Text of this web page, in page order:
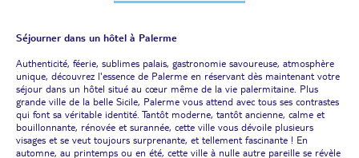
Séjourner dans un hôtel à Palerme
Authenticité, féerie, sublimes palais, gastronomie savoureuse, atmosphère
unique, découvrez l'essence de Palerme en réservant dès maintenant votre
séjour dans un hôtel situé au cœur même de la vie palermitaine. Plus
grande ville de la belle Sicile, Palerme vous attend avec tous ses contrastes
qui font sa véritable identité. Tantôt moderne, tantôt ancienne, calme et
bouillonnante, rénovée et surannée, cette ville vous dévoile plusieurs
visages et se veut toujours surprenante, et tellement fascinante ! En
automne, au printemps ou en été, cette ville à nulle autre pareille se révèle